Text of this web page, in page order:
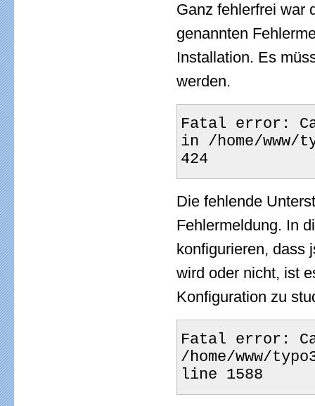
Ganz fehlerfrei war
genannten
Installation. Es
werden.
Fatal error:
in /home/www/
424
Die fehlende
Fehlermeldung. In
konfigurieren, dass
wird oder nicht, ist
Konfiguration zu
Fatal error:
/home/www/
line 1588